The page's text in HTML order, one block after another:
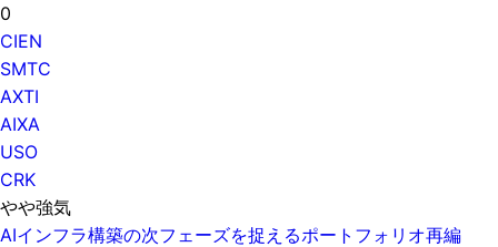
0
CIEN
SMTC
AXTI
AIXA
USO
CRK
やや強気
AIインフラ構築の次フェーズを捉えるポートフォリオ再編